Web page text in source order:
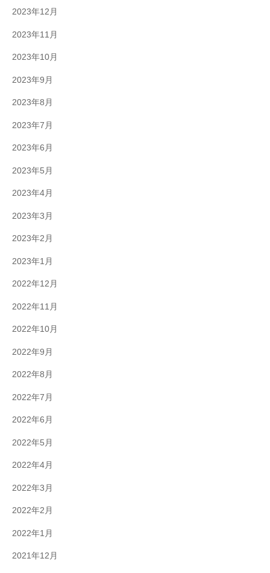
2023年12月
2023年11月
2023年10月
2023年9月
2023年8月
2023年7月
2023年6月
2023年5月
2023年4月
2023年3月
2023年2月
2023年1月
2022年12月
2022年11月
2022年10月
2022年9月
2022年8月
2022年7月
2022年6月
2022年5月
2022年4月
2022年3月
2022年2月
2022年1月
2021年12月